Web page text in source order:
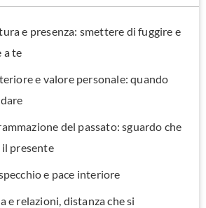
e presenza: smettere di fuggire e
a te
e valore personale: quando
del passato: sguardo che
il presente
e pace interiore
e relazioni, distanza che si